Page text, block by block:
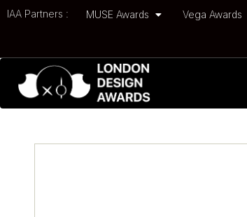
IAA Partners : MUSE Awards Vega Awards